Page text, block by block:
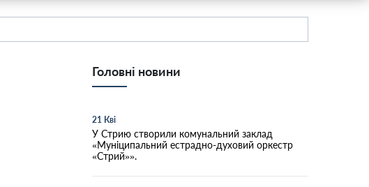
Головні новини
21 Кві
У Стрию створили комунальний заклад
«Муніципальний естрадно-духовий оркестр
«Стрий»».